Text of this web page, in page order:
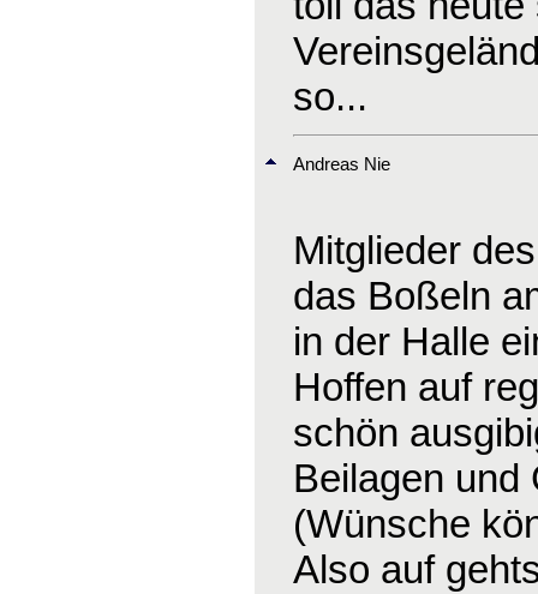
so...
Andreas Nie
Mitglieder
das Boßeln
in der Halle
Hoffen auf
schön
Beilagen und
(Wünsche
Also auf